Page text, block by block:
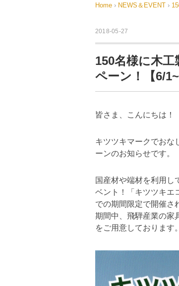
Home › NEWS＆EVENT ›
2018-05-27
150名様に木
ペーン！【6/
皆さま、こんにちは！
キツツキマークでおな
ーンのお知らせです。
国産材や端材を利用し
ベント！「キツツキエ
での期間限定で開催さ
期間中、飛騨産業の家
をご用意しております。